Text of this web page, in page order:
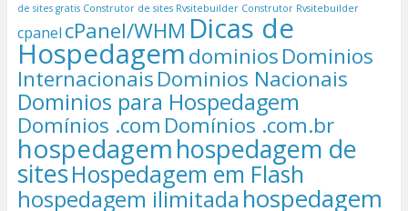
de sites gratis Construtor de sites Rvsitebuilder Construtor Rvsitebuilder
cpanel cPanel/WHM Dicas de
HospedagemdominiosDominios
InternacionaisDominios Nacionais
Dominios para Hospedagem
Domínios .com Domínios .com.br
hospedagemhospedagem de
sitesHospedagem em Flash
hospedagem ilimitada hospedagem